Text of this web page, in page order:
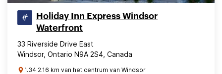
Holiday Inn Express Windsor
Waterfront
33 Riverside Drive East
Windsor, Ontario N9A 2S4, Canada
1.34 2.16 km van het centrum van Windsor